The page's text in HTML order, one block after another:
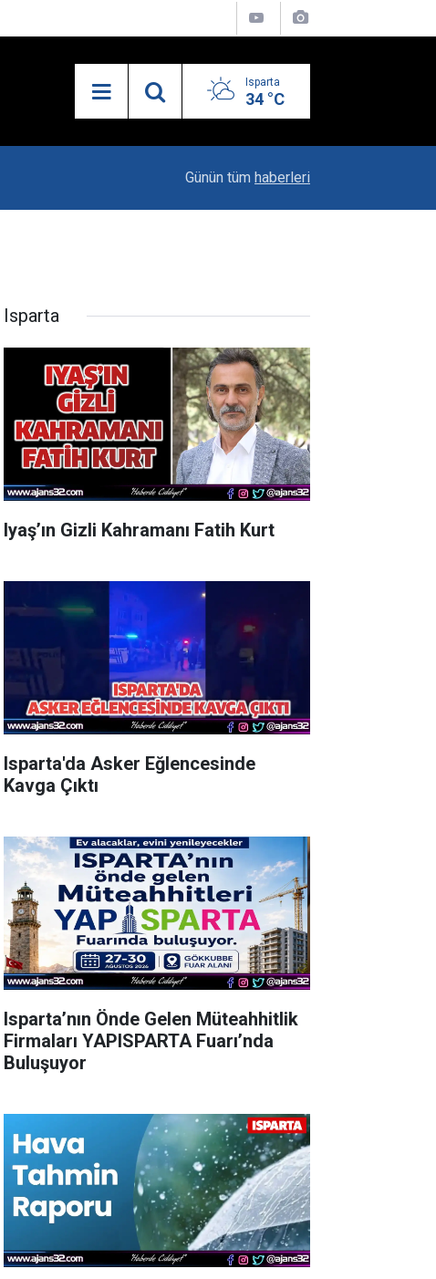
Isparta
34 °C
Uzaktan Hasta Değerlendirme Sistemi İle Yeni
Günün tüm haberleri
Isparta
Iyaş’ın Gizli Kahramanı Fatih Kurt
Isparta'da Asker Eğlencesinde
Kavga Çıktı
Isparta’nın Önde Gelen Müteahhitlik
Firmaları YAPISPARTA Fuarı’nda
Buluşuyor